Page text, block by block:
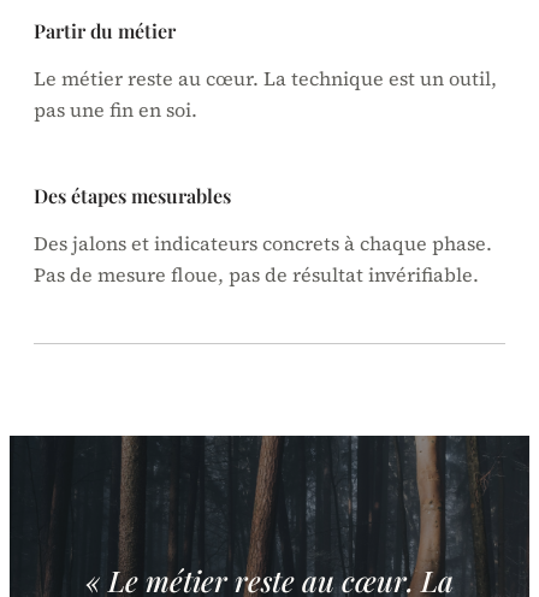
Partir du métier
Le métier reste au cœur. La technique est un outil,
pas une fin en soi.
Des étapes mesurables
Des jalons et indicateurs concrets à chaque phase.
Pas de mesure floue, pas de résultat invérifiable.
« Le métier reste au cœur. La